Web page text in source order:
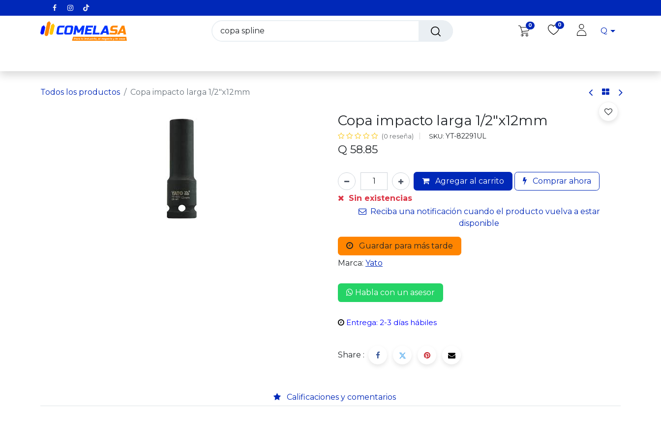
0 0
Q
Todos los productos Copa impacto larga 1/2"x12mm
Copa impacto larga 1/2"x12mm
(0 reseña) SKU: YT-82291UL
Q 58.85
Agregar al carrito
Comprar ahora
Sin existencias
Reciba una notificación cuando el producto vuelva a estar
disponible
Guardar para más tarde
Marca: Yato
Habla con un asesor
Entrega: 2-3 días hábiles
Share :
Calificaciones y comentarios